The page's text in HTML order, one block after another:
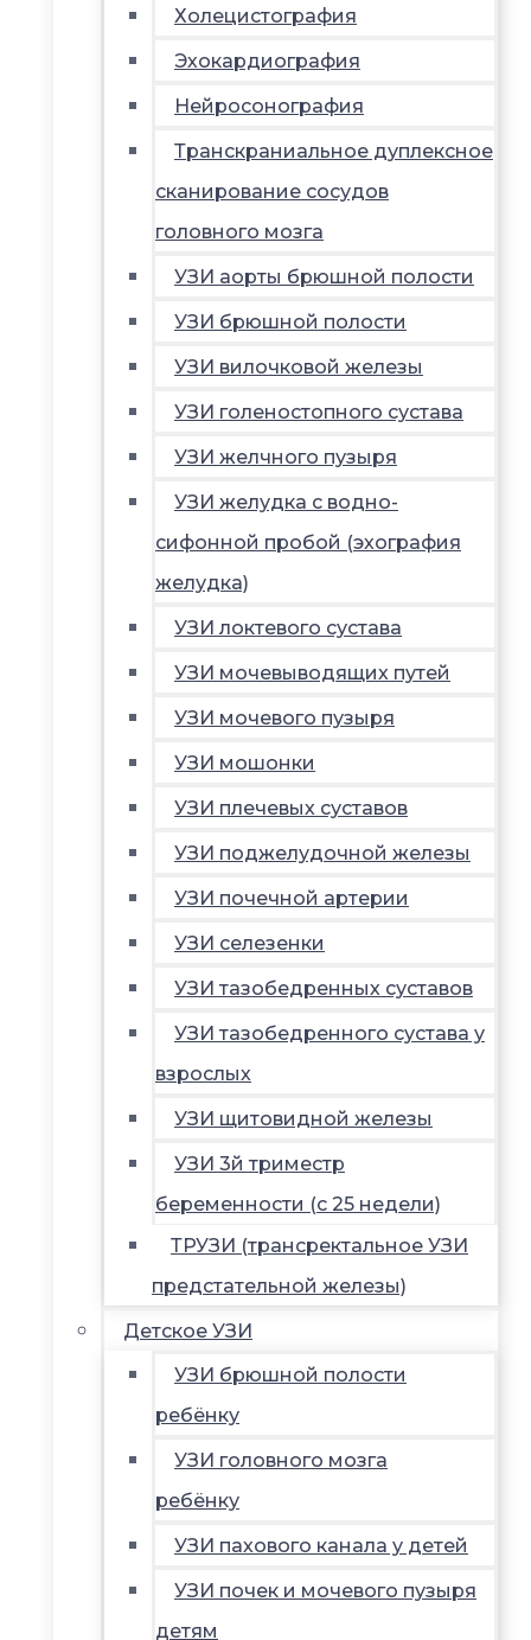
Холецистография
Эхокардиография
Нейросонография
Транскраниальное дуплексное
сканирование сосудов
головного мозга
УЗИ аорты брюшной полости
УЗИ брюшной полости
УЗИ вилочковой железы
УЗИ голеностопного сустава
УЗИ желчного пузыря
УЗИ желудка с водно-
сифонной пробой (эхография
желудка)
УЗИ локтевого сустава
УЗИ мочевыводящих путей
УЗИ мочевого пузыря
УЗИ мошонки
УЗИ плечевых суставов
УЗИ поджелудочной железы
УЗИ почечной артерии
УЗИ селезенки
УЗИ тазобедренных суставов
УЗИ тазобедренного сустава у
взрослых
УЗИ щитовидной железы
УЗИ 3й триместр
беременности (с 25 недели)
ТРУЗИ (трансректальное УЗИ
предстательной железы)
Детское УЗИ
УЗИ брюшной полости
ребёнку
УЗИ головного мозга
ребёнку
УЗИ пахового канала у детей
УЗИ почек и мочевого пузыря
детям